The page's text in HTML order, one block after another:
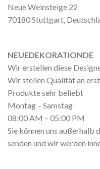
Neue Weinsteige 22
70180 Stuttgart,
NEUEDEKORATIONDE
Wir erstellen diese
Wir stellen Qualität an
Produkte sehr beliebt
Montag – Samstag
08:00 AM – 05:00 PM
Sie können uns außerhalb
senden und wir werden